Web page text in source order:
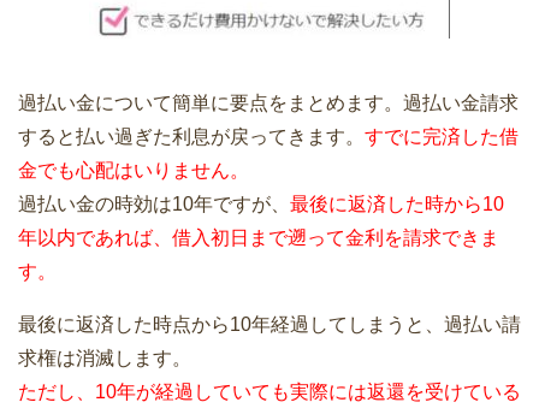
過払い金について簡単に要点をまとめます。過払い金請求
すると払い過ぎた利息が戻ってきます。 すでに完済した借
金でも心配はいりません。
過払い金の時効は10年ですが、 最後に返済した時から10
年以内であれば、借入初日まで遡って金利を請求できま
す。
最後に返済した時点から10年経過してしまうと、過払い請
求権は消滅します。
ただし、10年が経過していても実際には返還を受けている